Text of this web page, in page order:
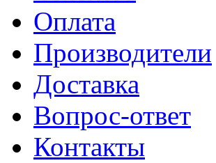
Оплата
Производители
Доставка
Вопрос-ответ
Контакты